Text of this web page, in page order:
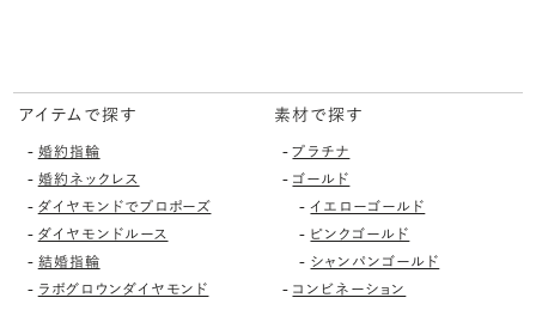
アイテムで探す
- 婚約指輪
- 婚約ネックレス
- ダイヤモンドでプロポーズ
- ダイヤモンドルース
- 結婚指輪
- ラボグロウンダイヤモンド
素材で探す
-プラチナ
- ゴールド
-イエローゴールド
- ピンクゴールド
- シャンパンゴールド
- コンビネーション